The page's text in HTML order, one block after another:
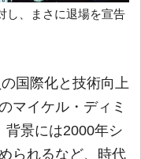
し、まさに退場を宣告
国際化と技術向上
マイケル・ディミ
背景には2000年シ
られるなど、時代